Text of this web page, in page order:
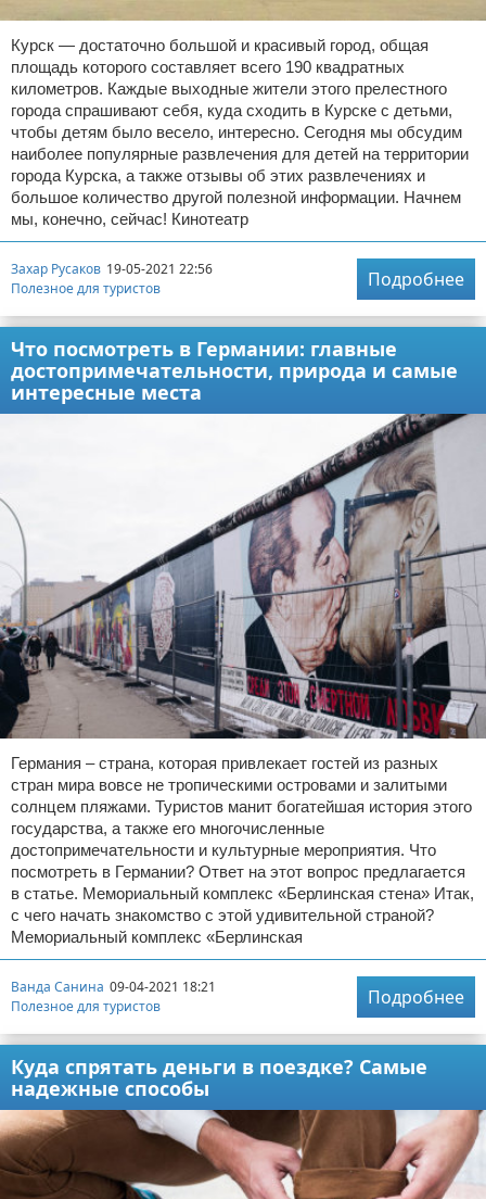
Курск — достаточно большой и красивый город, общая
площадь которого составляет всего 190 квадратных
километров. Каждые выходные жители этого прелестного
города спрашивают себя, куда сходить в Курске с детьми,
чтобы детям было весело, интересно. Сегодня мы обсудим
наиболее популярные развлечения для детей на территории
города Курска, а также отзывы об этих развлечениях и
большое количество другой полезной информации. Начнем
мы, конечно, сейчас! Кинотеатр
Захар Русаков 19-05-2021 22:56
Полезное для туристов
Подробнее
Что посмотреть в Германии: главные
достопримечательности, природа и самые
интересные места
Германия – страна, которая привлекает гостей из разных
стран мира вовсе не тропическими островами и залитыми
солнцем пляжами. Туристов манит богатейшая история этого
государства, а также его многочисленные
достопримечательности и культурные мероприятия. Что
посмотреть в Германии? Ответ на этот вопрос предлагается
в статье. Мемориальный комплекс «Берлинская стена» Итак,
с чего начать знакомство с этой удивительной страной?
Мемориальный комплекс «Берлинская
Ванда Санина 09-04-2021 18:21
Полезное для туристов
Подробнее
Куда спрятать деньги в поездке? Самые
надежные способы